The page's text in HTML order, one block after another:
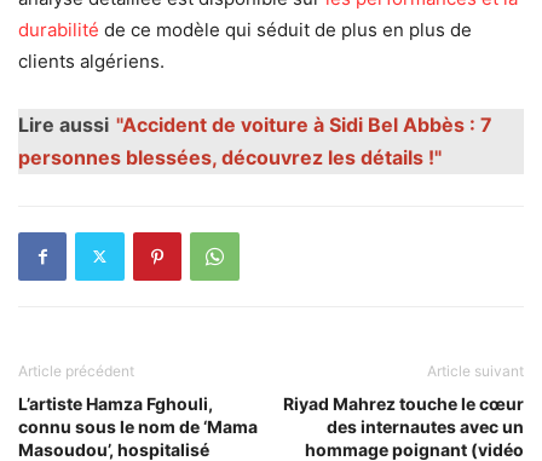
durabilité de ce modèle qui séduit de plus en plus de
clients algériens.
Lire aussi "Accident de voiture à Sidi Bel Abbès : 7
personnes blessées, découvrez les détails !"
Article précédent
L’artiste Hamza Fghouli,
connu sous le nom de ‘Mama
Masoudou’, hospitalisé
Article suivant
Riyad Mahrez touche le cœur
des internautes avec un
hommage poignant (vidéo